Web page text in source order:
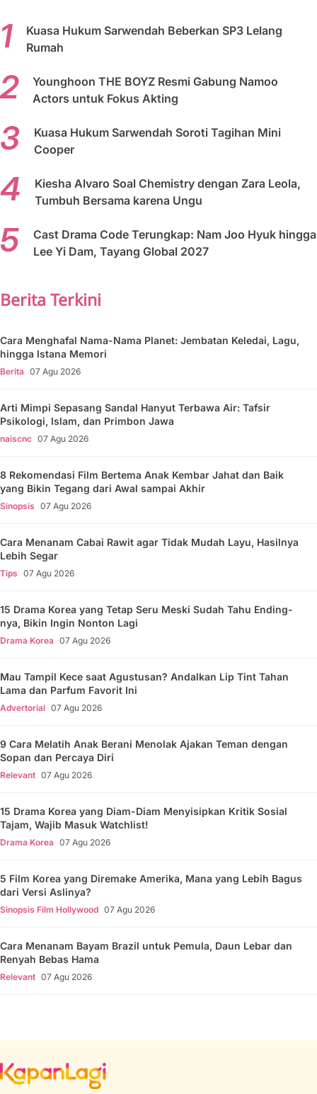
Kuasa Hukum Sarwendah Beberkan SP3 Lelang
Rumah
Younghoon THE BOYZ Resmi Gabung Namoo
Actors untuk Fokus Akting
Kuasa Hukum Sarwendah Soroti Tagihan Mini
Cooper
Kiesha Alvaro Soal Chemistry dengan Zara Leola,
Tumbuh Bersama karena Ungu
Cast Drama Code Terungkap: Nam Joo Hyuk hingga
Lee Yi Dam, Tayang Global 2027
Berita Terkini
Cara Menghafal Nama-Nama Planet: Jembatan Keledai, Lagu,
hingga Istana Memori
Berita 07 Agu 2026
Arti Mimpi Sepasang Sandal Hanyut Terbawa Air: Tafsir
Psikologi, Islam, dan Primbon Jawa
naiscnc 07 Agu 2026
8 Rekomendasi Film Bertema Anak Kembar Jahat dan Baik
yang Bikin Tegang dari Awal sampai Akhir
Sinopsis 07 Agu 2026
Cara Menanam Cabai Rawit agar Tidak Mudah Layu, Hasilnya
Lebih Segar
Tips 07 Agu 2026
15 Drama Korea yang Tetap Seru Meski Sudah Tahu Ending-
nya, Bikin Ingin Nonton Lagi
Drama Korea 07 Agu 2026
Mau Tampil Kece saat Agustusan? Andalkan Lip Tint Tahan
Lama dan Parfum Favorit Ini
Advertorial 07 Agu 2026
9 Cara Melatih Anak Berani Menolak Ajakan Teman dengan
Sopan dan Percaya Diri
Relevant 07 Agu 2026
15 Drama Korea yang Diam-Diam Menyisipkan Kritik Sosial
Tajam, Wajib Masuk Watchlist!
Drama Korea 07 Agu 2026
5 Film Korea yang Diremake Amerika, Mana yang Lebih Bagus
dari Versi Aslinya?
Sinopsis Film Hollywood 07 Agu 2026
Cara Menanam Bayam Brazil untuk Pemula, Daun Lebar dan
Renyah Bebas Hama
Relevant 07 Agu 2026